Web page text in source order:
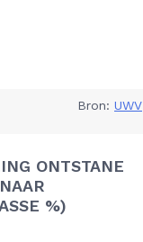
Bron: UWV
ONTSTANE
%)